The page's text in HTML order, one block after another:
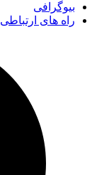
بیوگرافی
راه های ارتباطی